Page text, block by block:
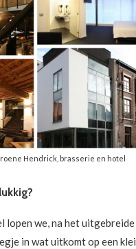
Hendrick, brasserie en hotel
lopen we, na het
in wat uitkomt op een